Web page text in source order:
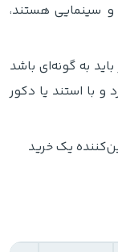
و سینمایی هستند،
به گونه‌ای باشد
و با استند یا دکور
یک خرید